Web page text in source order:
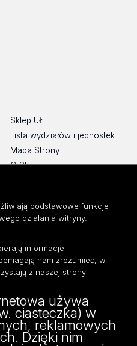
Sklep UŁ
Lista wydziałów i jednostek
Mapa Strony
O Stronie
(ADE):
podstawowe funkcje
działania witryny.
informacje
nam zrozumieć, w
z naszej strony
używa
ciasteczka) w
reklamowych
Dzięki nim